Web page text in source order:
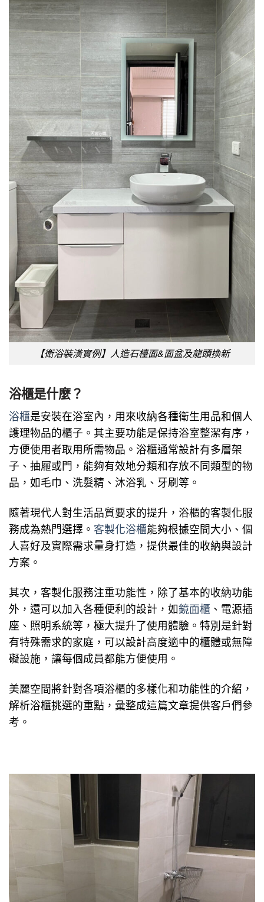
【衛浴裝潢實例】人造石檯面&面盆及龍頭換新
浴櫃是什麼？
浴櫃是安裝在浴室內，用來收納各種衛生用品和個人
護理物品的櫃子。其主要功能是保持浴室整潔有序，
方便使用者取用所需物品。浴櫃通常設計有多層架
子、抽屜或門，能夠有效地分類和存放不同類型的物
品，如毛巾、洗髮精、沐浴乳、牙刷等。
隨著現代人對生活品質要求的提升，浴櫃的客製化服
務成為熱門選擇。 客製化浴櫃能夠根據空間大小、個
人喜好及實際需求量身打造，提供最佳的收納與設計
方案。
其次，客製化服務注重功能性，除了基本的收納功能
外，還可以加入各種便利的設計，如鏡面櫃 、電源插
座、照明系統等，極大提升了使用體驗。特別是針對
有特殊需求的家庭，可以設計高度適中的櫃體或無障
礙設施，讓每個成員都能方便使用。
美麗空間將針對各項浴櫃的多樣化和功能性的介紹，
解析浴櫃挑選的重點，彙整成這篇文章提供客戶們參
考。